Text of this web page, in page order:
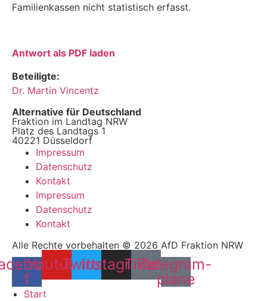
Familienkassen nicht statistisch erfasst.
Antwort als PDF laden
Beteiligte:
Dr. Martin Vincentz
Alternative für Deutschland
Fraktion im Landtag NRW
Platz des Landtags 1
40221 Düsseldorf
Impressum
Datenschutz
Kontakt
Impressum
Datenschutz
Kontakt
Alle Rechte vorbehalten © 2026 AfD Fraktion NRW
f
YoutubeTwitter
Instagram
Tiktok
Telegram-
plane
Start